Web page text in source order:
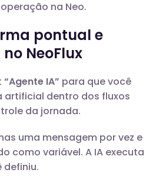
na Neo.
pontual e
NeoFlux
“Agente IA” para que você
artificial dentro dos fluxos
da jornada.
uma mensagem por vez e
como variável. A IA executa
definiu.